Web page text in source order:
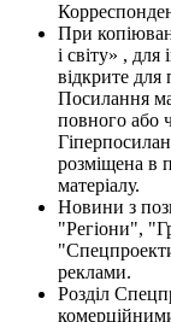
При
і світу» ,
відкрите
Посилання
повного або
розміщена в
матеріалу.
Новини з
"Регіони",
реклами.
Розділ